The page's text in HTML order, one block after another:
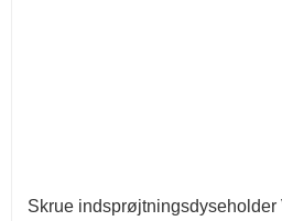
Skrue indsprøjtningsdyseholder